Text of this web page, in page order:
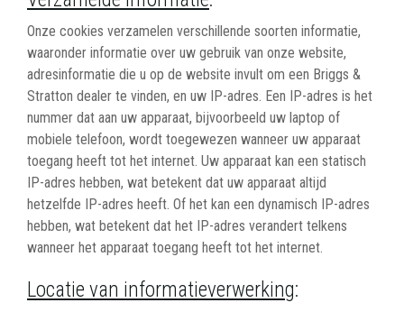
Onze cookies verzamelen verschillende soorten informatie,
waaronder informatie over uw gebruik van onze website,
adresinformatie die u op de website invult om een Briggs &
Stratton dealer te vinden, en uw IP-adres. Een IP-adres is het
nummer dat aan uw apparaat, bijvoorbeeld uw laptop of
mobiele telefoon, wordt toegewezen wanneer uw apparaat
toegang heeft tot het internet. Uw apparaat kan een statisch
IP-adres hebben, wat betekent dat uw apparaat altijd
hetzelfde IP-adres heeft. Of het kan een dynamisch IP-adres
hebben, wat betekent dat het IP-adres verandert telkens
wanneer het apparaat toegang heeft tot het internet.
Locatie van informatieverwerking: